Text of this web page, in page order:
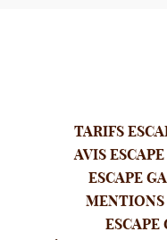
TARIFS
AVIS
ESCAPE
MENTIONS
ESCAPE